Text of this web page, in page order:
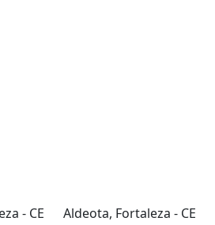
- CE Aldeota, Fortaleza - CE